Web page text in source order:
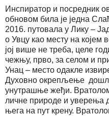
Инспиратор и посредник
обновом била је једна
2016. путовала у Лику –
о Увцу као месту на којем
јој више не треба, целе
чежњу, прво, за селом и
Унац – место одакле
Духовно окрепљење дошло
унутрашње жеђи.
личне природе и уверења
њега на пут крену.